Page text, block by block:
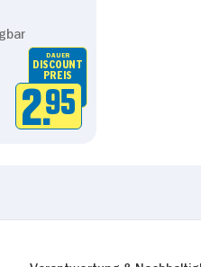
DAUER
DISCOUNT
PREIS
2.95